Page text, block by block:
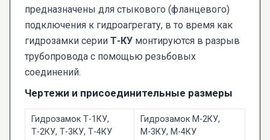
предназначены для стыкового (фланцевого)
подключения к гидроагрегату, в то время как
гидрозамки серии Т-КУ монтируются в разрыв
трубопровода с помощью резьбовых
соединений.
Чертежи и присоединительные размеры
Гидрозамок Т-1КУ,
Т-2КУ, Т-3КУ, Т-4КУ
Гидрозамок М-2КУ,
М-3КУ, М-4КУ